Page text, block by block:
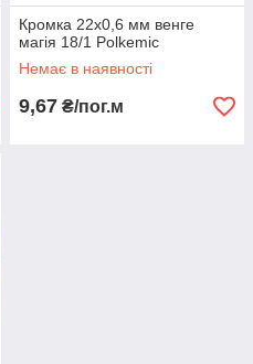
Кромка 22х0,6 мм венге
магія 18/1 Polkemic
Немає в наявності
9,67 ₴/пог.м